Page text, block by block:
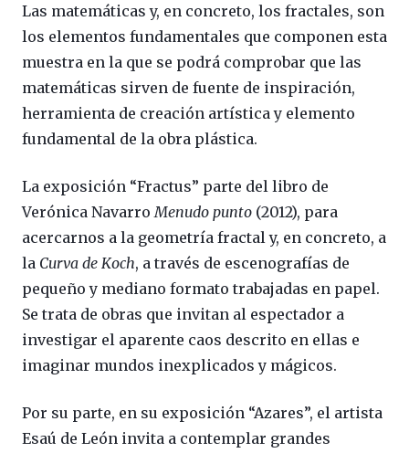
Las matemáticas y, en concreto, los fractales, son
los elementos fundamentales que componen esta
muestra en la que se podrá comprobar que las
matemáticas sirven de fuente de inspiración,
herramienta de creación artística y elemento
fundamental de la obra plástica.
La exposición “Fractus” parte del libro de
Verónica Navarro Menudo punto (2012), para
acercarnos a la geometría fractal y, en concreto, a
la Curva de Koch, a través de escenografías de
pequeño y mediano formato trabajadas en papel.
Se trata de obras que invitan al espectador a
investigar el aparente caos descrito en ellas e
imaginar mundos inexplicados y mágicos.
Por su parte, en su exposición “Azares”, el artista
Esaú de León invita a contemplar grandes